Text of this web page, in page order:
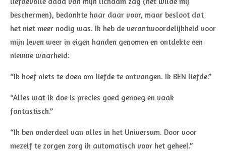
beschermen), bedankte haar daar voor, maar besloot dat
het niet meer nodig was. Ik heb de verantwoordelijkheid voor
mijn leven weer in eigen handen genomen en ontdekte een
nieuwe waarheid:
“Ik hoef niets te doen om liefde te ontvangen. Ik BEN liefde.”
“Alles wat ik doe is precies goed genoeg en vaak
fantastisch.”
“Ik ben onderdeel van alles in het Universum. Door voor
mezelf te zorgen zorg ik automatisch voor het geheel.”